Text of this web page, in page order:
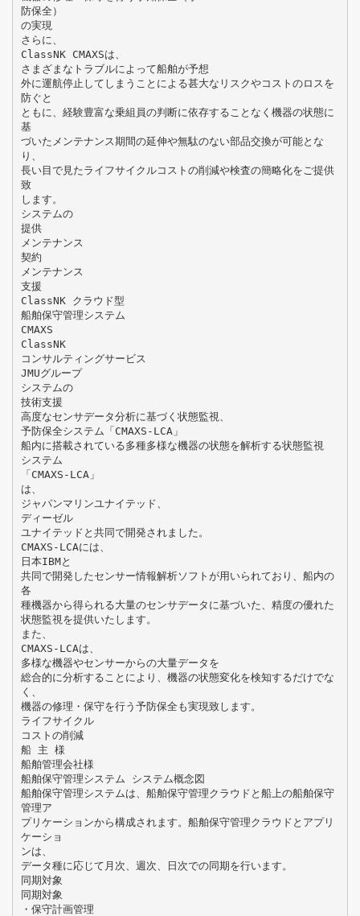
防保全）
の実現
さらに、
ClassNK CMAXSは、
さまざまなトラブルによって船舶が予想
外に運航停止してしまうことによる甚大なリスクやコストのロスを
防ぐと
ともに、経験豊富な乗組員の判断に依存することなく機器の状態に
基
づいたメンテナンス期間の延伸や無駄のない部品交換が可能とな
り、
長い目で見たライフサイクルコストの削減や検査の簡略化をご提供
致
します。
システムの
提供
メンテナンス
契約
メンテナンス
支援
ClassNK クラウド型
船舶保守管理システム
CMAXS
ClassNK
コンサルティングサービス
JMUグループ
システムの
技術支援
高度なセンサデータ分析に基づく状態監視、
予防保全システム「CMAXS-LCA」
船内に搭載されている多種多様な機器の状態を解析する状態監視
システム
「CMAXS-LCA」
は、
ジャパンマリンユナイテッド、
ディーゼル
ユナイテッドと共同で開発されました。
CMAXS-LCAには、
日本IBMと
共同で開発したセンサー情報解析ソフトが用いられており、船内の
各
種機器から得られる大量のセンサデータに基づいた、精度の優れた
状態監視を提供いたします。
また、
CMAXS-LCAは、
多様な機器やセンサーからの大量データを
総合的に分析することにより、機器の状態変化を検知するだけでな
く、
機器の修理・保守を行う予防保全も実現致します。
ライフサイクル
コストの削減
船 主 様
船舶管理会社様
船舶保守管理システム システム概念図
船舶保守管理システムは、船舶保守管理クラウドと船上の船舶保守
管理ア
プリケーションから構成されます。船舶保守管理クラウドとアプリ
ケーショ
ンは、
データ種に応じて月次、週次、日次での同期を行います。
同期対象
同期対象
・保守計画管理